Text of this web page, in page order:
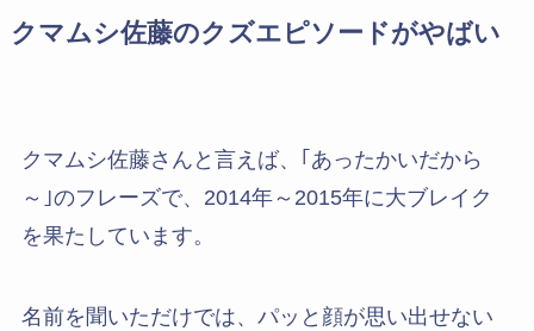
クマムシ佐藤のクズエピソードがやばい
クマムシ佐藤さんと言えば、｢あったかいだから
～｣のフレーズで、2014年～2015年に大ブレイク
を果たしています。
名前を聞いただけでは、パッと顔が思い出せない